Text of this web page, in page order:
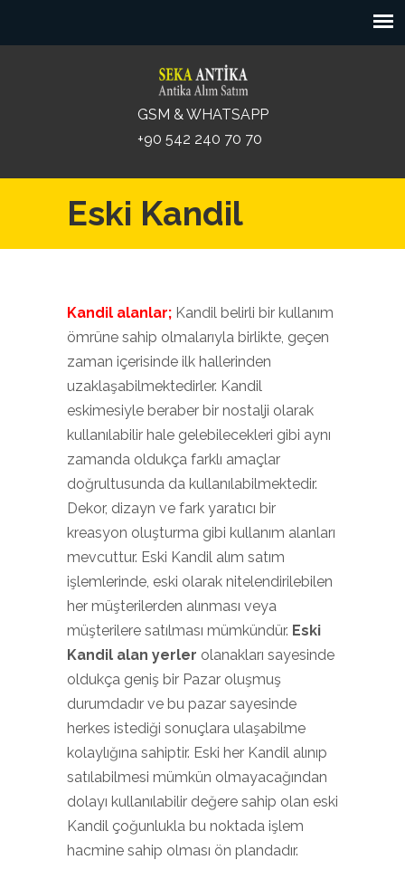
GSM & WHATSAPP
+90 542 240 70 70
Eski Kandil
Kandil alanlar; Kandil belirli bir kullanım
ömrüne sahip olmalarıyla birlikte, geçen
zaman içerisinde ilk hallerinden
uzaklaşabilmektedirler. Kandil
eskimesiyle beraber bir nostalji olarak
kullanılabilir hale gelebilecekleri gibi aynı
zamanda oldukça farklı amaçlar
doğrultusunda da kullanılabilmektedir.
Dekor, dizayn ve fark yaratıcı bir
kreasyon oluşturma gibi kullanım alanları
mevcuttur. Eski Kandil alım satım
işlemlerinde, eski olarak nitelendirilebilen
her müşterilerden alınması veya
müşterilere satılması mümkündür. Eski
Kandil alan yerler olanakları sayesinde
oldukça geniş bir Pazar oluşmuş
durumdadır ve bu pazar sayesinde
herkes istediği sonuçlara ulaşabilme
kolaylığına sahiptir. Eski her Kandil alınıp
satılabilmesi mümkün olmayacağından
dolayı kullanılabilir değere sahip olan eski
Kandil çoğunlukla bu noktada işlem
hacmine sahip olması ön plandadır.